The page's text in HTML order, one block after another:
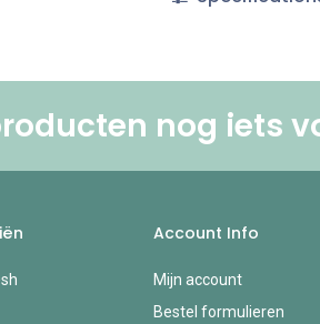
nog iets
Account Info
Mijn account
Bestel formulieren